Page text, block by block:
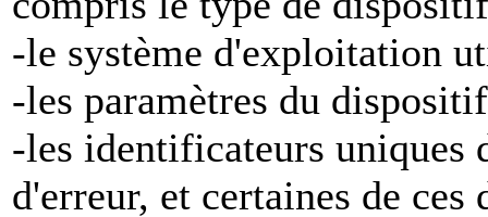
-le système d'exploitation
-les paramètres du dispositif
-les identificateurs uniques
d'erreur, et certaines de